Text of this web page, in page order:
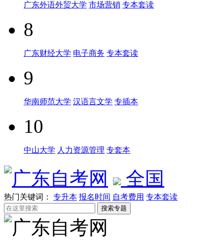
广东外语外贸大学 市场营销 专本套读
8
广东财经大学 电子商务 专本套读
9
华南师范大学 汉语言文学 专插本
10
中山大学 人力资源管理 专套本
全国
热门关键词： 专升本 报名时间 自考费用 专本套读